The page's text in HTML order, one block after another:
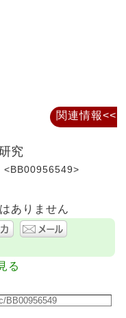
究
<BB00956549>
ありません
る
関連情報<<